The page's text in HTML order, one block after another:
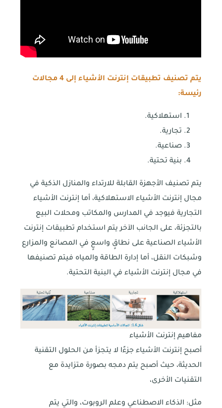
يتم تصنيف تطبيقات إنترنت الأشياء إلى 4 مجالات
رئيسة:
استهلاكية.
تجارية.
صناعية.
بنية تحتية.
يتم تصنيف الأجهزة القابلة للارتداء والمنازل الذكية في
مجال إنترنت الأشياء الاستهلاكية، أما إنترنت الأشياء
التجارية فيوجد في المدارس والمكاتب ومحلات البيع
بالتجزئة، على الجانب الآخر يتم استخدام تطبيقات إنترنت
الأشياء الصناعية على نطاقٍ واسعٍ في المصانع والمزارع
وشبكات النقل، أما إدارة الطاقة والمياه فيتم تصنيفها
في مجال إنترنت الأشياء في البنية التحتية.
مفاهيم إنترنت الأشياء
أصبح إنترنت الأشياء جزءًا لا يتجزأ من الحلول التقنية
الحديثة، حيث أصبح يتم دمجه بصورة متزايدة مع
التقنيات الأخرى،
مثل: الذكاء الاصطناعي وعلم الروبوت، والتي يتم